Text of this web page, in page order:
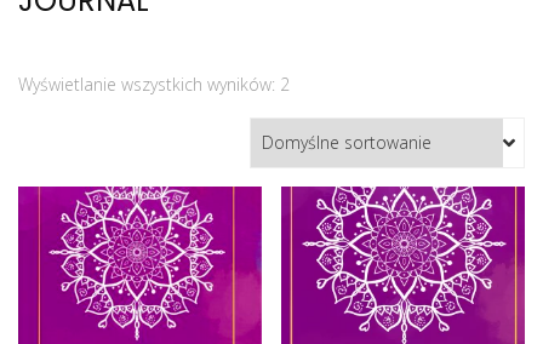
Wyświetlanie wszystkich wyników: 2